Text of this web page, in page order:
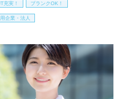
充実！ ブランクOK！
企業・法人